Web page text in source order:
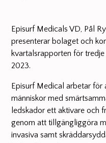
Episurf Medicals VD, Pål
presenterar bolaget och
kvartalsrapporten för
2023.
Episurf Medical arbetar för
människor med
ledskador ett aktivare och
genom att tillgängliggöra
invasiva samt